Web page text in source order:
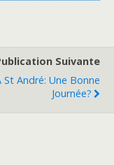
Suivante
St André: Une Bonne
Journée?